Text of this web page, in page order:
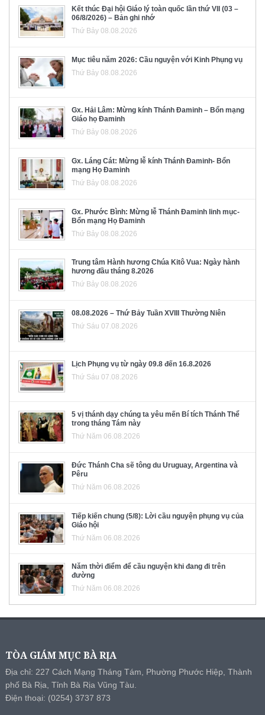
Kết thúc Đại hội Giáo lý toàn quốc lần thứ VII (03 –
06/8/2026) – Bản ghi nhớ
Thứ Bảy 08.08.2026
Mục tiêu năm 2026: Cầu nguyện với Kinh Phụng vụ
Thứ Bảy 08.08.2026
Gx. Hải Lâm: Mừng kính Thánh Đaminh – Bổn mạng
Giáo họ Đaminh
Thứ Bảy 08.08.2026
Gx. Láng Cát: Mừng lễ kính Thánh Đaminh- Bổn
mạng Họ Đaminh
Thứ Bảy 08.08.2026
Gx. Phước Bình: Mừng lễ Thánh Đaminh linh mục-
Bổn mạng Họ Đaminh
Thứ Bảy 08.08.2026
Trung tâm Hành hương Chúa Kitô Vua: Ngày hành
hương đầu tháng 8.2026
Thứ Bảy 08.08.2026
08.08.2026 – Thứ Bảy Tuần XVIII Thường Niên
Thứ Sáu 07.08.2026
Lịch Phụng vụ từ ngày 09.8 đến 16.8.2026
Thứ Sáu 07.08.2026
5 vị thánh dạy chúng ta yêu mến Bí tích Thánh Thể
trong tháng Tám này
Thứ Năm 06.08.2026
Đức Thánh Cha sẽ tông du Uruguay, Argentina và
Pêru
Thứ Năm 06.08.2026
Tiếp kiến chung (5/8): Lời cầu nguyện phụng vụ của
Giáo hội
Thứ Năm 06.08.2026
Năm thời điểm để cầu nguyện khi đang đi trên
đường
Thứ Năm 06.08.2026
TÒA GIÁM MỤC BÀ RỊA
Địa chỉ: 227 Cách Mạng Tháng Tám, Phường Phước Hiệp, Thành
phố Bà Rịa, Tỉnh Bà Rịa Vũng Tàu.
Điện thoại: (0254) 3737 873